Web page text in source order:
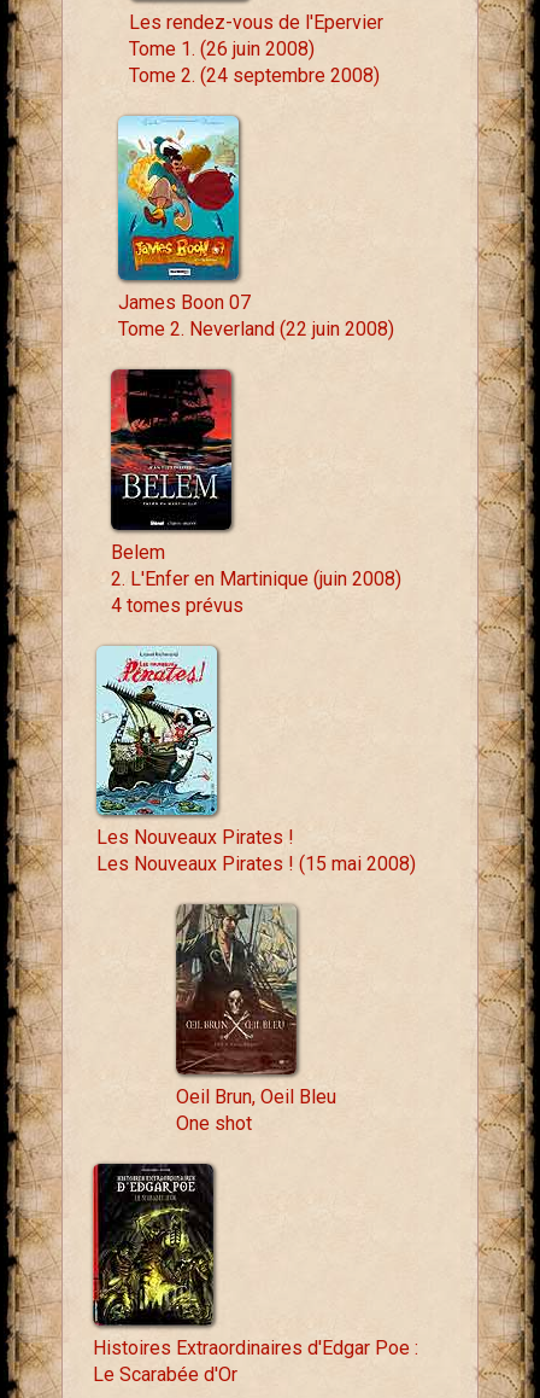
Les rendez-vous de l'Epervier
Tome 1. (26 juin 2008)
Tome 2. (24 septembre 2008)
James Boon 07
Tome 2. Neverland (22 juin 2008)
Belem
2. L'Enfer en Martinique (juin 2008)
4 tomes prévus
Les Nouveaux Pirates !
Les Nouveaux Pirates ! (15 mai 2008)
Oeil Brun, Oeil Bleu
One shot
Histoires Extraordinaires d'Edgar Poe :
Le Scarabée d'Or